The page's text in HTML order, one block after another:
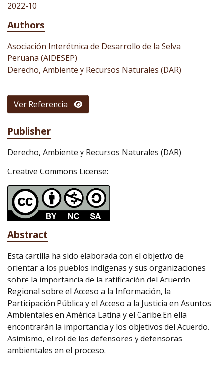
2022-10
Authors
Asociación Interétnica de Desarrollo de la Selva
Peruana (AIDESEP)
Derecho, Ambiente y Recursos Naturales (DAR)
Ver Referencia
Publisher
Derecho, Ambiente y Recursos Naturales (DAR)
Creative Commons License:
Abstract
Esta cartilla ha sido elaborada con el objetivo de
orientar a los pueblos indígenas y sus organizaciones
sobre la importancia de la ratificación del Acuerdo
Regional sobre el Acceso a la Información, la
Participación Pública y el Acceso a la Justicia en Asuntos
Ambientales en América Latina y el Caribe.En ella
encontrarán la importancia y los objetivos del Acuerdo.
Asimismo, el rol de los defensores y defensoras
ambientales en el proceso.